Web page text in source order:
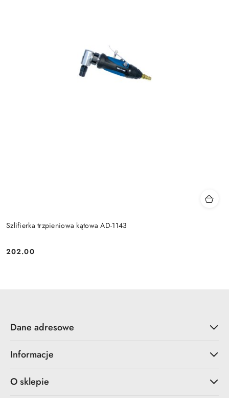
Szlifierka trzpieniowa kątowa AD-1143
Cena:
202.00
Dane adresowe
Informacje
O sklepie